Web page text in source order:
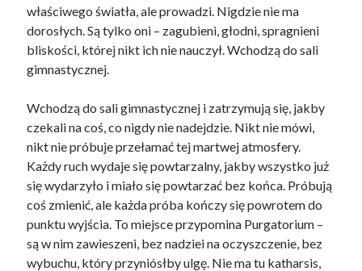
właściwego światła, ale prowadzi. Nigdzie nie ma
dorosłych. Są tylko oni – zagubieni, głodni, spragnieni
bliskości, której nikt ich nie nauczył. Wchodzą do sali
gimnastycznej.
Wchodzą do sali gimnastycznej i zatrzymują się, jakby
czekali na coś, co nigdy nie nadejdzie. Nikt nie mówi,
nikt nie próbuje przełamać tej martwej atmosfery.
Każdy ruch wydaje się powtarzalny, jakby wszystko już
się wydarzyło i miało się powtarzać bez końca. Próbują
coś zmienić, ale każda próba kończy się powrotem do
punktu wyjścia. To miejsce przypomina Purgatorium –
są w nim zawieszeni, bez nadziei na oczyszczenie, bez
wybuchu, który przyniósłby ulgę. Nie ma tu katharsis,